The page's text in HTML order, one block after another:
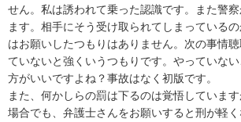
せん。私は誘われて乗った認識です。また警
ます。相手にそう受け取られてしまっている
はお願いしたつもりはありません。次の事情
ていないと強くいうつもりです。やっていな
方がいいですよね？事故はなく初版です。
また、何かしらの罰は下るのは覚悟していま
場合でも、弁護士さんをお願いすると刑が軽